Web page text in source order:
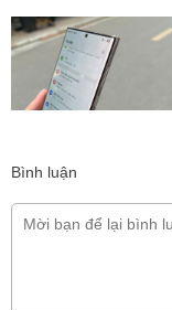
Bình luận